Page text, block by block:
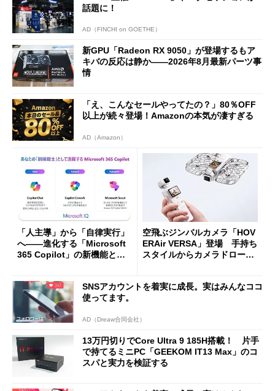
話題に！
AD（FINCHI on GOETHE）
新GPU「Radeon RX 9050」が登場するもア
キバの反応は静か――2026年8月最新パーツ事
情
「え、こんなセールやってたの？」80％OFF
以上が続々登場！Amazonの本気が凄すぎる
AD（Amazon）
「人主導」から「自律実行」
へ――進化する「Microsoft
365 Copilot」の新機能とエ
空飛ぶジンバルカメラ「HOV
ERAir VERSA」登場 手持ち
スタイルからカメラドローン
SNSアカウントを着実に成長。実はみんなココ
使ってます。
AD（Dreaw合同会社）
13万円切りでCore Ultra 9 185H搭載！ 片手
で持てるミニPC「GEEKOM IT13 Max」のコ
スパと実力を検証する